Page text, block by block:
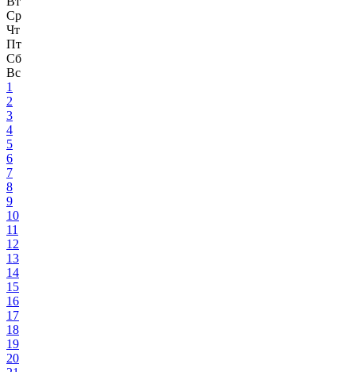
Ср
Чт
Пт
Сб
Вс
1
2
3
4
5
6
7
8
9
10
11
12
13
14
15
16
17
18
19
20